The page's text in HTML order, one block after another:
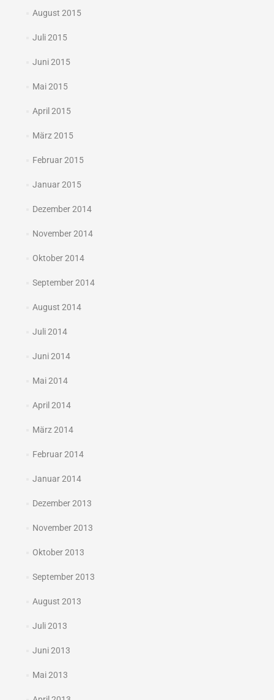
August 2015
Juli 2015
Juni 2015
Mai 2015
April 2015
März 2015
Februar 2015
Januar 2015
Dezember 2014
November 2014
Oktober 2014
September 2014
August 2014
Juli 2014
Juni 2014
Mai 2014
April 2014
März 2014
Februar 2014
Januar 2014
Dezember 2013
November 2013
Oktober 2013
September 2013
August 2013
Juli 2013
Juni 2013
Mai 2013